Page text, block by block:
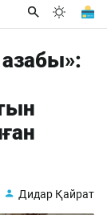
Дидар Қайрат